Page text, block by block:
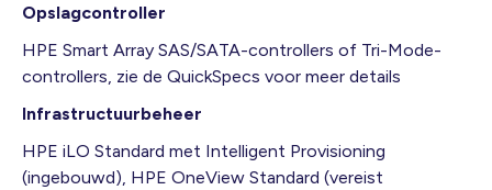
Opslagcontroller
HPE Smart Array SAS/SATA-controllers of Tri-Mode-
controllers, zie de QuickSpecs voor meer details
Infrastructuurbeheer
HPE iLO Standard met Intelligent Provisioning
(ingebouwd), HPE OneView Standard (vereist